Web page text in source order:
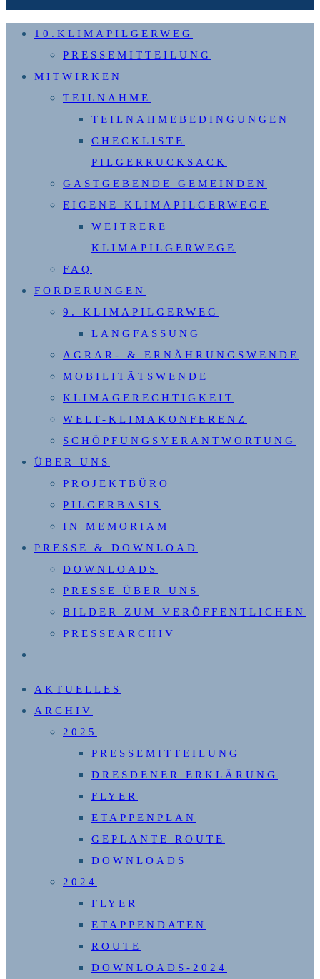
10.KLIMAPILGERWEG
PRESSEMITTEILUNG
MITWIRKEN
TEILNAHME
TEILNAHMEBEDINGUNGEN
CHECKLISTE
PILGERRUCKSACK
GASTGEBENDE GEMEINDEN
EIGENE KLIMAPILGERWEGE
WEITRERE
KLIMAPILGERWEGE
FAQ
FORDERUNGEN
9. KLIMAPILGERWEG
LANGFASSUNG
AGRAR- & ERNÄHRUNGSWENDE
MOBILITÄTSWENDE
KLIMAGERECHTIGKEIT
WELT-KLIMAKONFERENZ
SCHÖPFUNGSVERANTWORTUNG
ÜBER UNS
PROJEKTBÜRO
PILGERBASIS
IN MEMORIAM
PRESSE & DOWNLOAD
DOWNLOADS
PRESSE ÜBER UNS
BILDER ZUM VERÖFFENTLICHEN
PRESSEARCHIV
UMSCHALTEN
AKTUELLES
ARCHIV
2025
PRESSEMITTEILUNG
DRESDENER ERKLÄRUNG
FLYER
ETAPPENPLAN
GEPLANTE ROUTE
DOWNLOADS
2024
FLYER
ETAPPENDATEN
ROUTE
DOWNLOADS-2024